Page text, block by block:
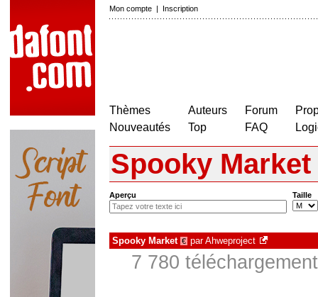
Mon compte | Inscription
Thèmes
Nouveautés
Auteurs
Top
Forum
FAQ
Spooky Market
Aperçu Taille
Spooky Market € parAhweproject
7 780